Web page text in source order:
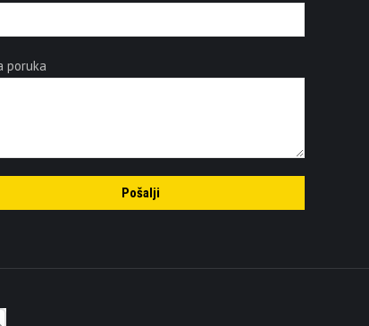
poruka